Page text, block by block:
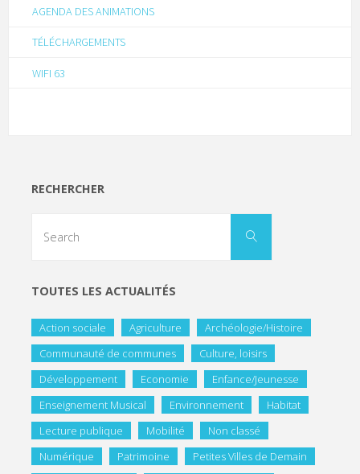
AGENDA DES ANIMATIONS
TÉLÉCHARGEMENTS
WIFI 63
RECHERCHER
TOUTES LES ACTUALITÉS
Action sociale Agriculture
Archéologie/Histoire
Communauté de communes
Culture, loisirs
Développement
Economie
Enfance/Jeunesse
Enseignement Musical
Environnement
Habitat
Lecture publique
Mobilité
Non classé
Numérique
Patrimoine
Petites Villes de Demain